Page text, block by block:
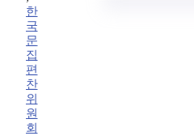
한
국
문
집
편
찬
위
원
회